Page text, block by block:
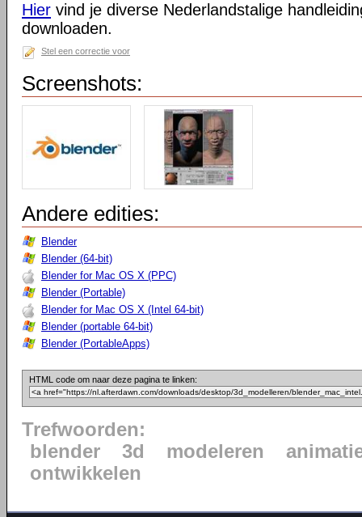
Hier vind je diverse Nederlandstalige
downloaden.
Stel een correctie voor
Screenshots:
Andere edities:
Blender
Blender (64-bit)
Blender for Mac OS X (PPC)
Blender (Portable)
Blender for Mac OS X (Intel 64-bit)
Blender (portable 64-bit)
Blender (PortableApps)
HTML code om naar deze pagina te linken:
Trefwoorden:
blender
3d modeleren
ontwikkelen